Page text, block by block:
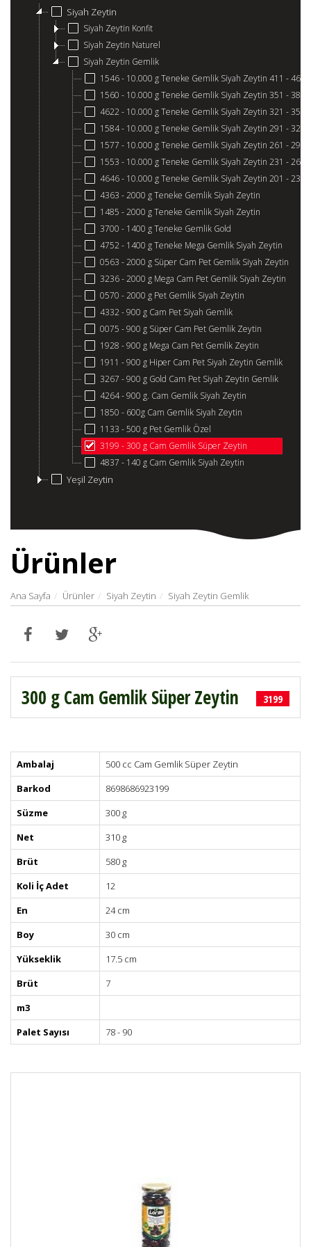
Siyah Zeytin
Siyah Zeytin Konfit
Siyah Zeytin Naturel
Siyah Zeytin Gemlik
1546 - 10.000 g Teneke Gemlik Siyah Zeytin 411 - 460
1560 - 10.000 g Teneke Gemlik Siyah Zeytin 351 - 380
4622 - 10.000 g Teneke Gemlik Siyah Zeytin 321 - 350
1584 - 10.000 g Teneke Gemlik Siyah Zeytin 291 - 320
1577 - 10.000 g Teneke Gemlik Siyah Zeytin 261 - 290
1553 - 10.000 g Teneke Gemlik Siyah Zeytin 231 - 260
4646 - 10.000 g Teneke Gemlik Siyah Zeytin 201 - 230
4363 - 2000 g Teneke Gemlik Siyah Zeytin
1485 - 2000 g Teneke Gemlik Siyah Zeytin
3700 - 1400 g Teneke Gemlik Gold
4752 - 1400 g Teneke Mega Gemlik Siyah Zeytin
0563 - 2000 g Süper Cam Pet Gemlik Siyah Zeytin
3236 - 2000 g Mega Cam Pet Gemlik Siyah Zeytin
0570 - 2000 g Pet Gemlik Siyah Zeytin
4332 - 900 g Cam Pet Siyah Gemlik
0075 - 900 g Süper Cam Pet Gemlik Zeytin
1928 - 900 g Mega Cam Pet Gemlik Zeytin
1911 - 900 g Hiper Cam Pet Siyah Zeytin Gemlik
3267 - 900 g Gold Cam Pet Siyah Zeytin Gemlik
4264 - 900 g. Cam Gemlik Siyah Zeytin
1850 - 600g Cam Gemlik Siyah Zeytin
1133 - 500 g Pet Gemlik Özel
3199 - 300 g Cam Gemlik Süper Zeytin
4837 - 140 g Cam Gemlik Siyah Zeytin
Yeşil Zeytin
Ürünler
Ana Sayfa Ürünler Siyah Zeytin Siyah Zeytin Gemlik
300 g Cam Gemlik Süper Zeytin 3199
Ambalaj
500 cc Cam Gemlik Süper Zeytin
Barkod
8698686923199
Süzme
300 g
Net
310 g
Brüt
580 g
Koli İç Adet
12
En
24 cm
Boy
30 cm
Yükseklik
17.5 cm
Brüt
7
m3
Palet Sayısı
78 - 90